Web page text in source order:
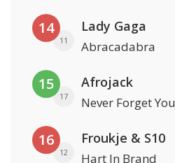
14
11
Lady Gaga
Abracadabra
15
17
Afrojack
Never Forget You
16
12
Froukje & S10
Hart In Brand